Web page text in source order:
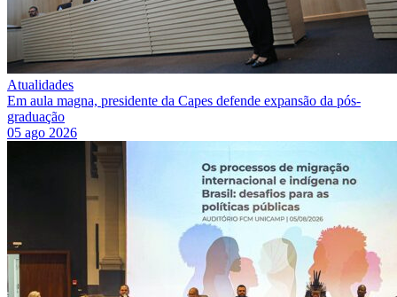
Atualidades
Em aula magna, presidente da Capes defende expansão da pós-
graduação
05 ago 2026